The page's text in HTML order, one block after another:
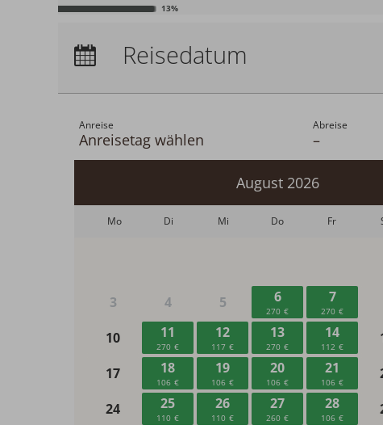
13%
Übernachtungen:
Reisedatum